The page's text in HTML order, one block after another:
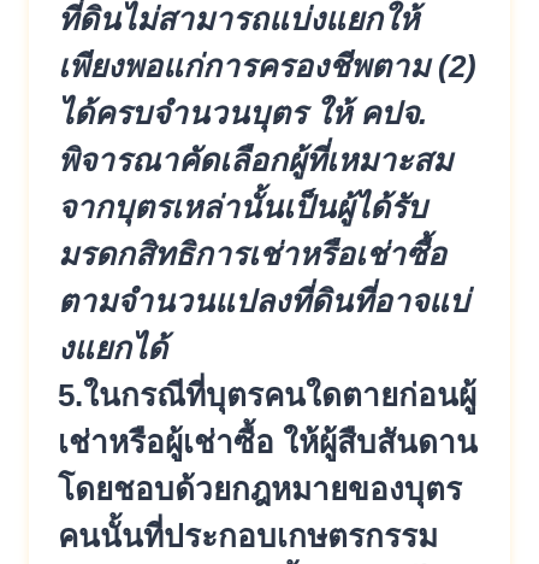
ที่ดินไม่สามารถแบ่งแยกให้
เพียงพอแก่การครองชีพตาม (2)
ได้ครบจำนวนบุตร ให้ คปจ.
พิจารณาคัดเลือกผู้ที่เหมาะสม
จากบุตรเหล่านั้นเป็นผู้ได้รับ
มรดกสิทธิการเช่าหรือเช่าซื้อ
ตามจำนวนแปลงที่ดินที่อาจแบ่
งแยกได้
5.ในกรณีที่บุตรคนใดตายก่อนผู้
เช่าหรือผู้เช่าซื้อ ให้ผู้สืบสันดาน
โดยชอบด้วยกฎหมายของบุตร
คนนั้นที่ประกอบเกษตรกรรม